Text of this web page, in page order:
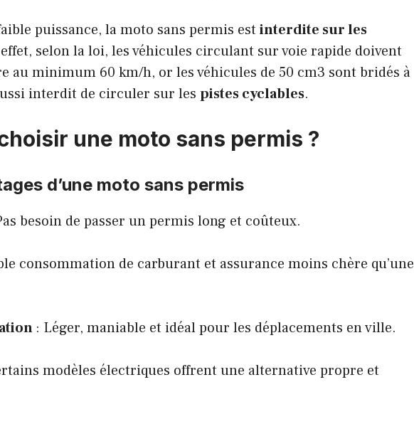
puissance, la moto sans permis est interdite sur les
selon la loi, les véhicules circulant sur voie rapide doivent
au minimum 60 km/h, or les véhicules de 50 cm3 sont bridés à
interdit de circuler sur les pistes cyclables.
une moto sans permis ?
d’une moto sans permis
besoin de passer un permis long et coûteux.
consommation de carburant et assurance moins chère qu’une
: Léger, maniable et idéal pour les déplacements en ville.
modèles électriques offrent une alternative propre et